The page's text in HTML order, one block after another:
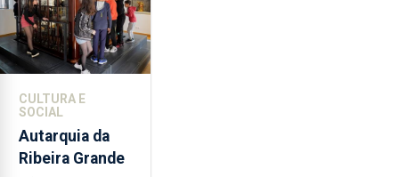
através
da
promoção
de
pessoais,
emocionais
e
CULTURA E
SOCIAL
Autarquia da
Ribeira Grande